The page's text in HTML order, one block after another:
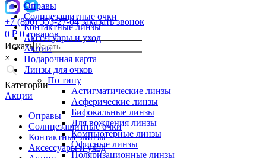
+7 (800) 555-27-04 заказать звонок
0 ₽ 0 товаров
Искать
×
Категории
Акции
Оправы
Солнцезащитные очки
Контактные линзы
Аксессуары и уход
Оправы
Солнцезащитные очки
Контактные линзы
Аксессуары и уход
Акции
Подарочная карта
Линзы для очков
По типу
Астигматические линзы
Асферические линзы
Бифокальные линзы
Для вождения линзы
Компьютерные линзы
Офисные линзы
Поляризационные линзы